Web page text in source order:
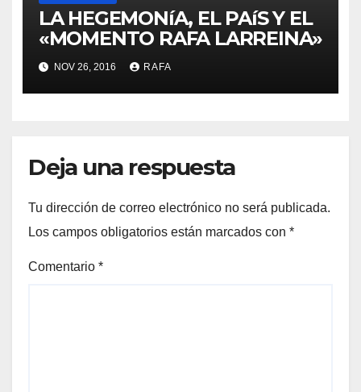
LA HEGEMONíA, EL PAíS Y EL
«MOMENTO RAFA LARREINA»
NOV 26, 2016 RAFA
Deja una respuesta
Tu dirección de correo electrónico no será publicada.
Los campos obligatorios están marcados con *
Comentario *